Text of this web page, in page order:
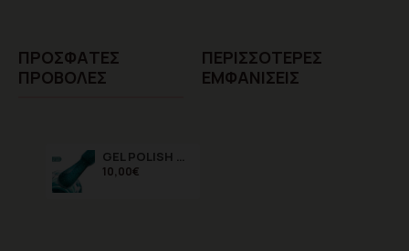
ΠΡΌΣΦΑTΕΣ
ΠΡΟΒΟΛΈΣ
ΠΕΡΙΣΣΌΤΕΡΕΣ
ΕΜΦΑΝΊΣΕΙΣ
GEL POLISH CAT EYE SHINNY 01 15ml
10,00€